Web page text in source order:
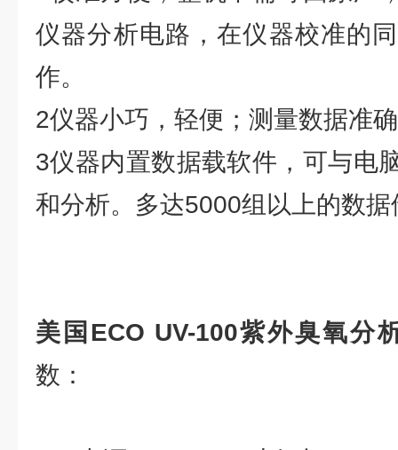
仪器分析电路，在仪器校准的
作。
2仪器小巧，轻便；测量数据准
3仪器内置数据载软件，可与电
和分析。多达5000组以上的数据
美国ECO UV-100紫外臭氧分
数：